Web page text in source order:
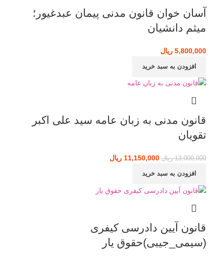
آسان خوان قانون مدنی پیمان عبدغیور؛
میثم دانشیان
5,800,000 ریال
افزودن به سبد خرید
قانون مدنی به زبان عامه سید علی اکبر
تقویان
13,000,000 ریال قیمت اصلی: 13,000,000 ریال بود.
11,150,000 ریال
افزودن به سبد خرید
قانون آیین دادرسی کیفری
(سیمی_جیبی)حقوق یار